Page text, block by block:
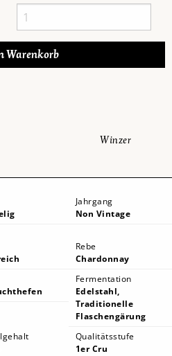
Winzer
Jahrgang
Non Vintage
Rebe
Chardonnay
Fermentation
Edelstahl,
Traditionelle
Flaschengärung
Qualitätsstufe
1er Cru